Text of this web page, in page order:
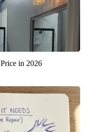
in 2026